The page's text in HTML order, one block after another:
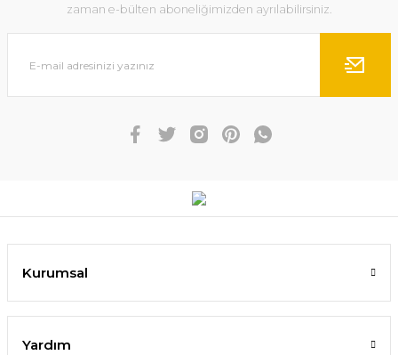
zaman e-bülten aboneliğimizden ayrılabilirsiniz.
Kurumsal
Yardım